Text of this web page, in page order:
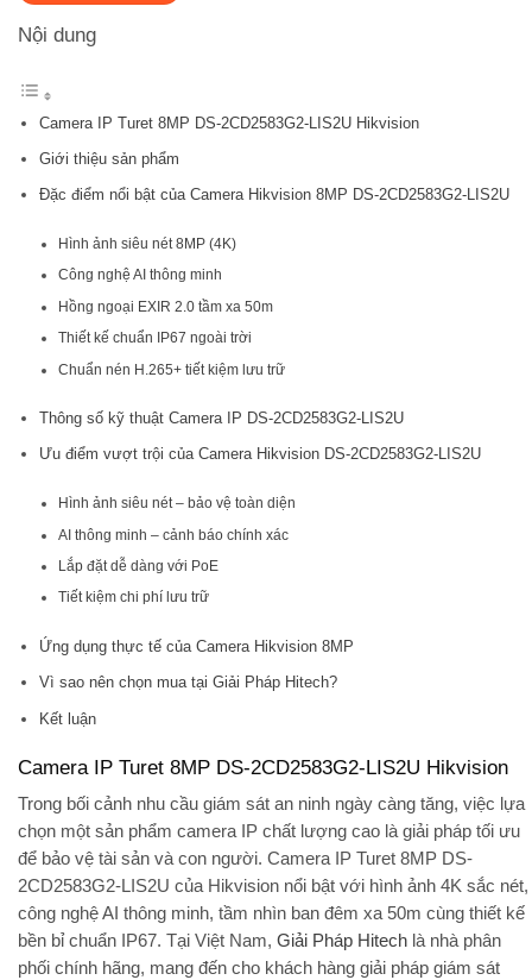
Nội dung
Camera IP Turet 8MP DS-2CD2583G2-LIS2U Hikvision
Giới thiệu sản phẩm
Đặc điểm nổi bật của Camera Hikvision 8MP DS-2CD2583G2-LIS2U
Hình ảnh siêu nét 8MP (4K)
Công nghệ AI thông minh
Hồng ngoại EXIR 2.0 tầm xa 50m
Thiết kế chuẩn IP67 ngoài trời
Chuẩn nén H.265+ tiết kiệm lưu trữ
Thông số kỹ thuật Camera IP DS-2CD2583G2-LIS2U
Ưu điểm vượt trội của Camera Hikvision DS-2CD2583G2-LIS2U
Hình ảnh siêu nét – bảo vệ toàn diện
AI thông minh – cảnh báo chính xác
Lắp đặt dễ dàng với PoE
Tiết kiệm chi phí lưu trữ
Ứng dụng thực tế của Camera Hikvision 8MP
Vì sao nên chọn mua tại Giải Pháp Hitech?
Kết luận
Camera IP Turet 8MP DS-2CD2583G2-LIS2U Hikvision
Trong bối cảnh nhu cầu giám sát an ninh ngày càng tăng, việc lựa
chọn một sản phẩm camera IP chất lượng cao là giải pháp tối ưu
để bảo vệ tài sản và con người. Camera IP Turet 8MP DS-
2CD2583G2-LIS2U của Hikvision nổi bật với hình ảnh 4K sắc nét,
công nghệ AI thông minh, tầm nhìn ban đêm xa 50m cùng thiết kế
bền bỉ chuẩn IP67. Tại Việt Nam, Giải Pháp Hitech là nhà phân
phối chính hãng, mang đến cho khách hàng giải pháp giám sát